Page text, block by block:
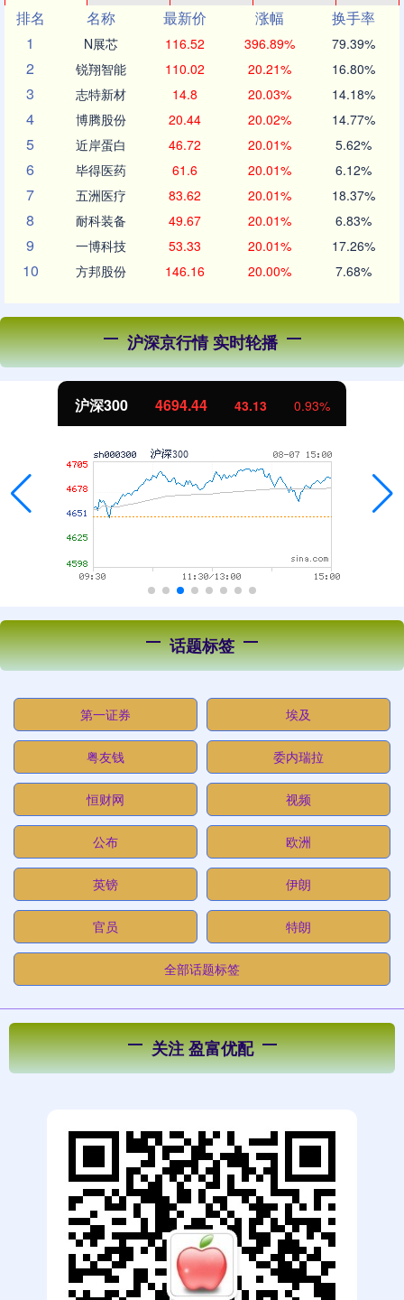
排名
名称 最新价 涨幅
换手率
1
N展芯 116.52 396.89% 79.39%
2 锐翔智能 110.02 20.21% 16.80%
3 志特新材 14.8 20.03% 14.18%
4 博腾股份 20.44 20.02% 14.77%
5 近岸蛋白 46.72 20.01% 5.62%
6 毕得医药 61.6 20.01% 6.12%
7 五洲医疗 83.62 20.01% 18.37%
8 耐科装备 49.67 20.01% 6.83%
9 一博科技 53.33 20.01% 17.26%
10 方邦股份 146.16 20.00% 7.68%
沪深京行情 实时轮播
沪深300 4694.44 43.13 0.93%
话题标签
第一证券 埃及
粤友钱 委内瑞拉
恒财网 视频
公布 欧洲
英镑 伊朗
官员 特朗
全部话题标签
关注 盈富优配